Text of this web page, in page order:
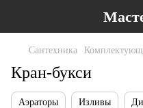
Сантехника
Кран-букси
Аэраторы Изливы